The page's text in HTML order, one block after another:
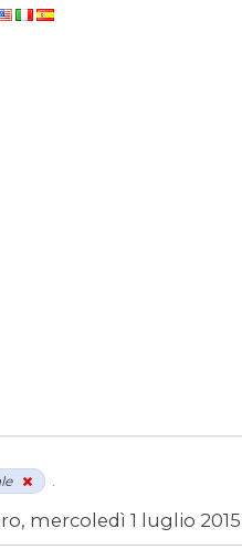
mercoledì 1 luglio 2015